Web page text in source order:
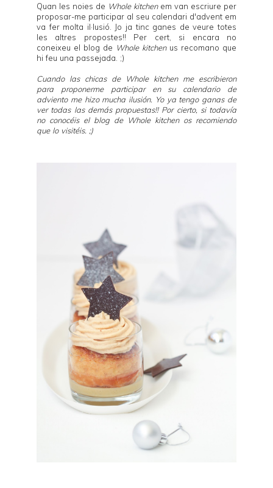
Quan les noies de Whole kitchenem van escriure per
proposar-me participar al seu calendari d'advent em
va fer molta il·lusió. Jo ja tinc ganes de veure totes
les altres propostes!! Per cert, si encara no
coneixeu el blog de Whole kitchenus recomano que
hi feu una passejada. ;)
Cuando las chicas de Whole kitchenme escribieron
para proponerme participar en su calendario de
advientome hizo mucha ilusión. Yo ya tengo ganas de
ver todas las demás propuestas!! Por cierto, si todavía
no conocéis el blog de Whole kitchenos recomiendo
que lo visitéis. ;)